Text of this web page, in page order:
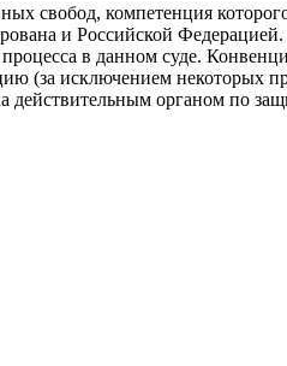
свобод, компетенция которого
и Российской
в данном суде.
(за исключением некоторых
действительным органом по